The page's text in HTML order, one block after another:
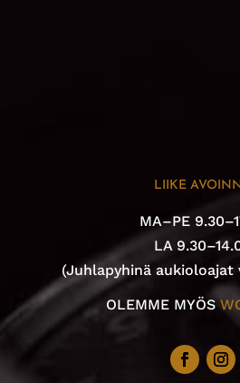
LIIKE
MA–PE
LA
(Juhlapyhinä
OLEMME MYÖS